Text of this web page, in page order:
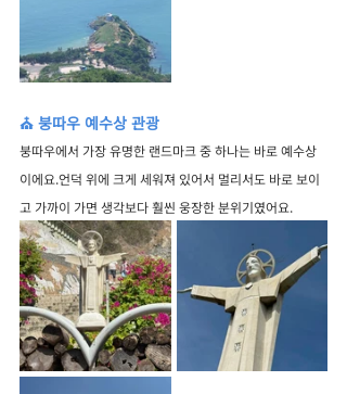
⛪ 붕따우 예수상 관광
붕따우에서 가장 유명한 랜드마크 중 하나는 바로 예수상
이에요.언덕 위에 크게 세워져 있어서 멀리서도 바로 보이
고 가까이 가면 생각보다 훨씬 웅장한 분위기였어요.